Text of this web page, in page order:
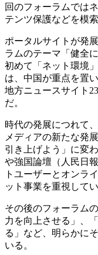
回のフォーラムでは
テンツ保護などを模
ポータルサイトが発
ラムのテーマ「健全
初めて「ネット環境
は、中国が重点を置
地方ニュースサイト
だ。
時代の発展につれて
メディアの新たな発
引き上げよう」に変
や強国論壇（人民日
トユーザーとオンラ
ット事業を重視して
その後のフォーラム
力を向上させる」、
る」など、明らかに
いる。